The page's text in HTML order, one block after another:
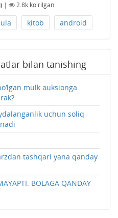
| 2.8kko'rilgan
kitob android
bilan tanishing
mulk auksionga
uchun soliq
tashqari yana qanday
BOLAGA QANDAY